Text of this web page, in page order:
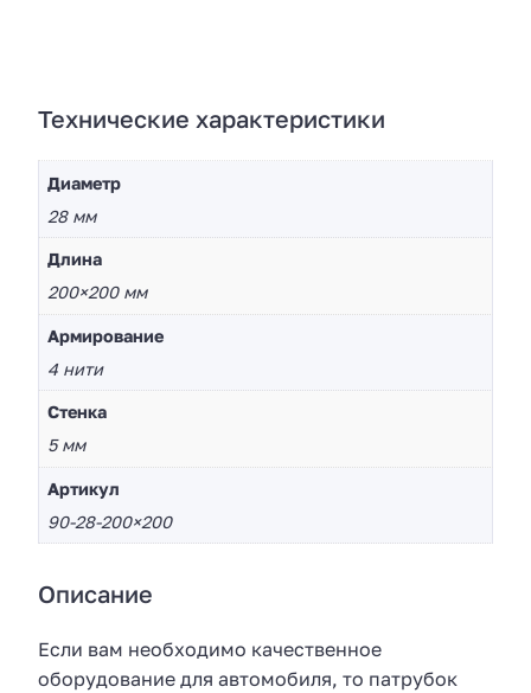
Технические характеристики
Диаметр
28 мм
Длина
200×200 мм
Армирование
4 нити
Стенка
5 мм
Артикул
90-28-200×200
Описание
Если вам необходимо качественное
оборудование для автомобиля, то патрубок